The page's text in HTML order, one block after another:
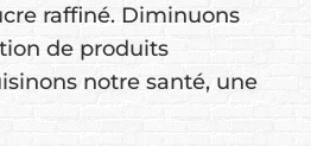
raffiné. Diminuons
de produits
notre santé, une